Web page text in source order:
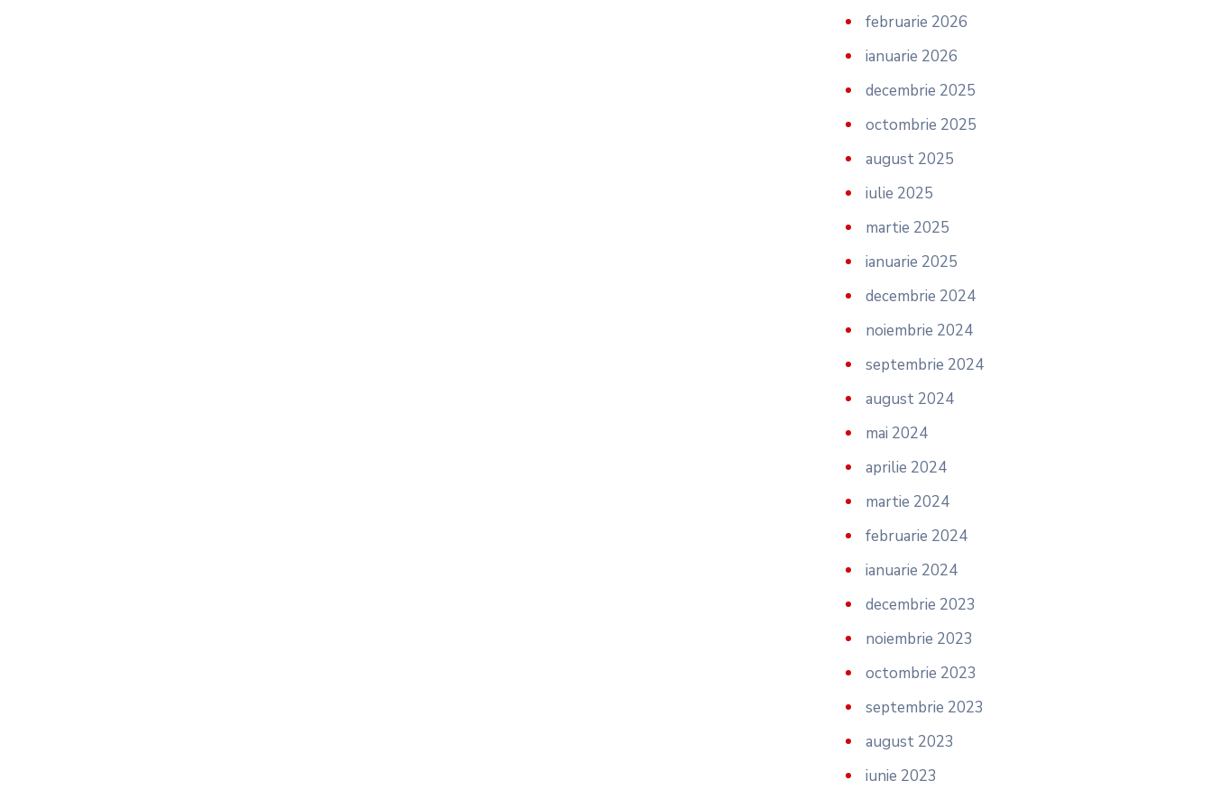
februarie 2026
ianuarie 2026
decembrie 2025
octombrie 2025
august 2025
iulie 2025
martie 2025
ianuarie 2025
decembrie 2024
noiembrie 2024
septembrie 2024
august 2024
mai 2024
aprilie 2024
martie 2024
februarie 2024
ianuarie 2024
decembrie 2023
noiembrie 2023
octombrie 2023
septembrie 2023
august 2023
iunie 2023